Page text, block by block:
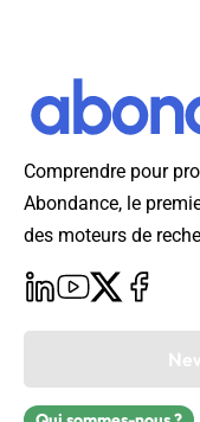
Comprendre pour
Abondance, le
des moteurs de